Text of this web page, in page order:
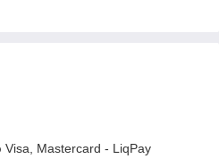
Mastercard - LiqPay